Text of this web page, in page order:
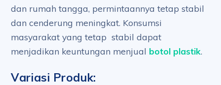
dan rumah tangga, permintaannya tetap stabil
dan cenderung meningkat. Konsumsi
masyarakat yang tetap stabil dapat
menjadikan keuntungan menjual botol plastik.
Variasi Produk: